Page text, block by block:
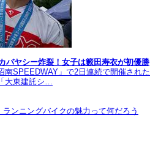
バヤシー炸裂！女子は籔田寿衣が初優勝
SPEEDWAY」で2日連続で開催された
大東建託シ…
ンニングバイクの魅力って何だろう